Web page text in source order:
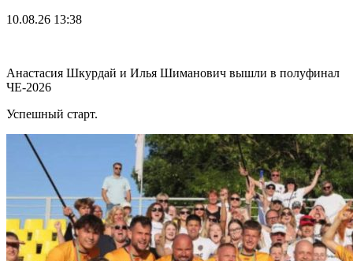
10.08.26 13:38
Анастасия Шкурдай и Илья Шиманович вышли в полуфинал
ЧЕ-2026
Успешный старт.